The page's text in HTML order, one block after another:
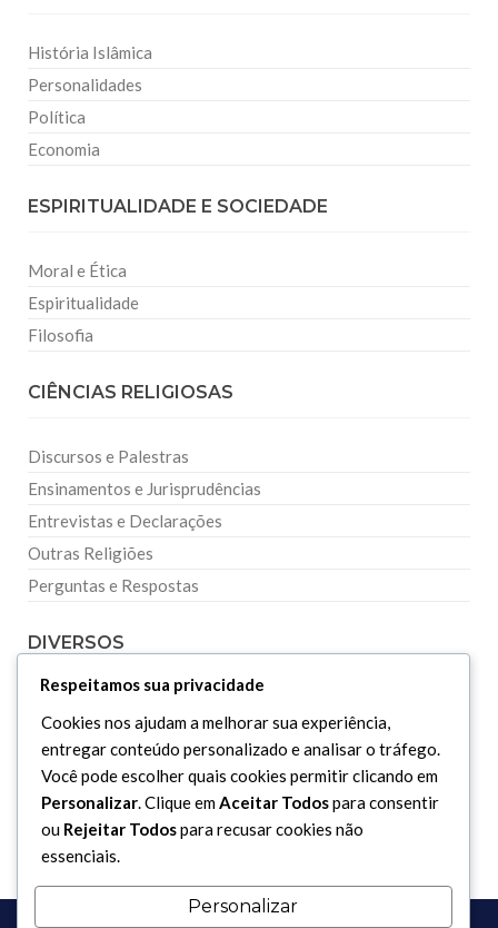
História Islâmica
Personalidades
Política
Economia
ESPIRITUALIDADE E SOCIEDADE
Moral e Ética
Espiritualidade
Filosofia
CIÊNCIAS RELIGIOSAS
Discursos e Palestras
Ensinamentos e Jurisprudências
Entrevistas e Declarações
Outras Religiões
Perguntas e Respostas
DIVERSOS
Dicionário Islâmico
Downloads
Respeitamos sua privacidade
Cookies nos ajudam a melhorar sua experiência,
entregar conteúdo personalizado e analisar o tráfego.
Você pode escolher quais cookies permitir clicando em
Personalizar. Clique emAceitar Todospara consentir
ou Rejeitar Todospara recusar cookies não
essenciais.
Personalizar